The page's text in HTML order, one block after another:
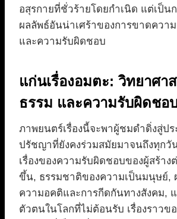
อสุรกายที่ชั่วร้ายโดยกำเนิด แต่เป็น
ผลลัพธ์อันน่าเศร้าของการขาดความ
และความรับผิดชอบ
แก่นเรื่องอมตะ: วิทยาศา
ธรรม และความรับผิดชอ
ภาพยนตร์เรื่องนี้จะพาผู้ชมดำดิ่งสู่ปร
ปรัชญาที่ยังคงร่วมสมัยมาจนถึงทุกวั
เรื่องของความรับผิดชอบของผู้สร้าง
ขึ้น, ธรรมชาติของความเป็นมนุษย์,
ความอคติและการกีดกันทางสังคม,
ตัวตนในโลกที่ไม่ต้อนรับ เรื่องราวข